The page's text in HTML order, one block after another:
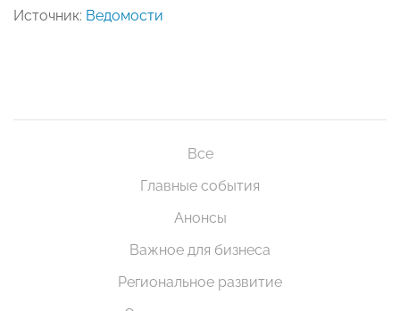
Источник: Ведомости
Все
Главные события
Анонсы
Важное для бизнеса
Региональное развитие